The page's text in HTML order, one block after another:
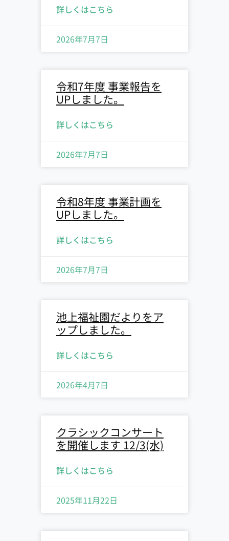
詳しくはこちら
2026年7月7日
令和7年度 事業報告を
UPしました。
詳しくはこちら
2026年7月7日
令和8年度 事業計画を
UPしました。
詳しくはこちら
2026年7月7日
池上福祉園だよりをア
ップしました。
詳しくはこちら
2026年4月7日
クラシックコンサート
を開催します 12/3(水)
詳しくはこちら
2025年11月22日